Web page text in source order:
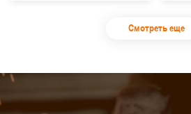
Смотреть еще